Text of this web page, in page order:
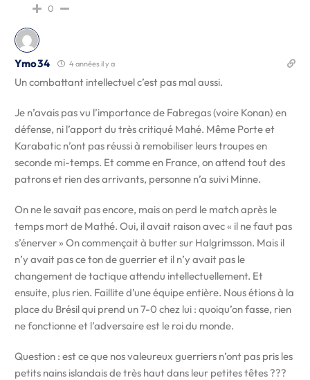
0
Ymo34 4 années il y a
Un combattant intellectuel c’est pas mal aussi.
Je n’avais pas vu l’importance de Fabregas (voire Konan) en
défense, ni l’apport du très critiqué Mahé. Même Porte et
Karabatic n’ont pas réussi à remobiliser leurs troupes en
seconde mi-temps. Et comme en France, on attend tout des
patrons et rien des arrivants, personne n’a suivi Minne.
On ne le savait pas encore, mais on perd le match après le
temps mort de Mathé. Oui, il avait raison avec « il ne faut pas
s’énerver » On commençait à butter sur Halgrimsson. Mais il
n’y avait pas ce ton de guerrier et il n’y avait pas le
changement de tactique attendu intellectuellement. Et
ensuite, plus rien. Faillite d’une équipe entière. Nous étions à la
place du Brésil qui prend un 7-0 chez lui : quoiqu’on fasse, rien
ne fonctionne et l’adversaire est le roi du monde.
Question : est ce que nos valeureux guerriers n’ont pas pris les
petits nains islandais de très haut dans leur petites têtes ???